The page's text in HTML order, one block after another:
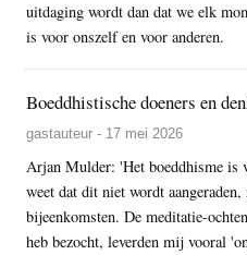
uitdaging wordt dan dat we elk
is voor onszelf en voor anderen.
Boeddhistische doeners en
gastauteur - 17 mei 2026
Arjan Mulder: 'Het boeddhisme
weet dat dit niet wordt
bijeenkomsten. De meditatie-
heb bezocht, leverden mij vooral